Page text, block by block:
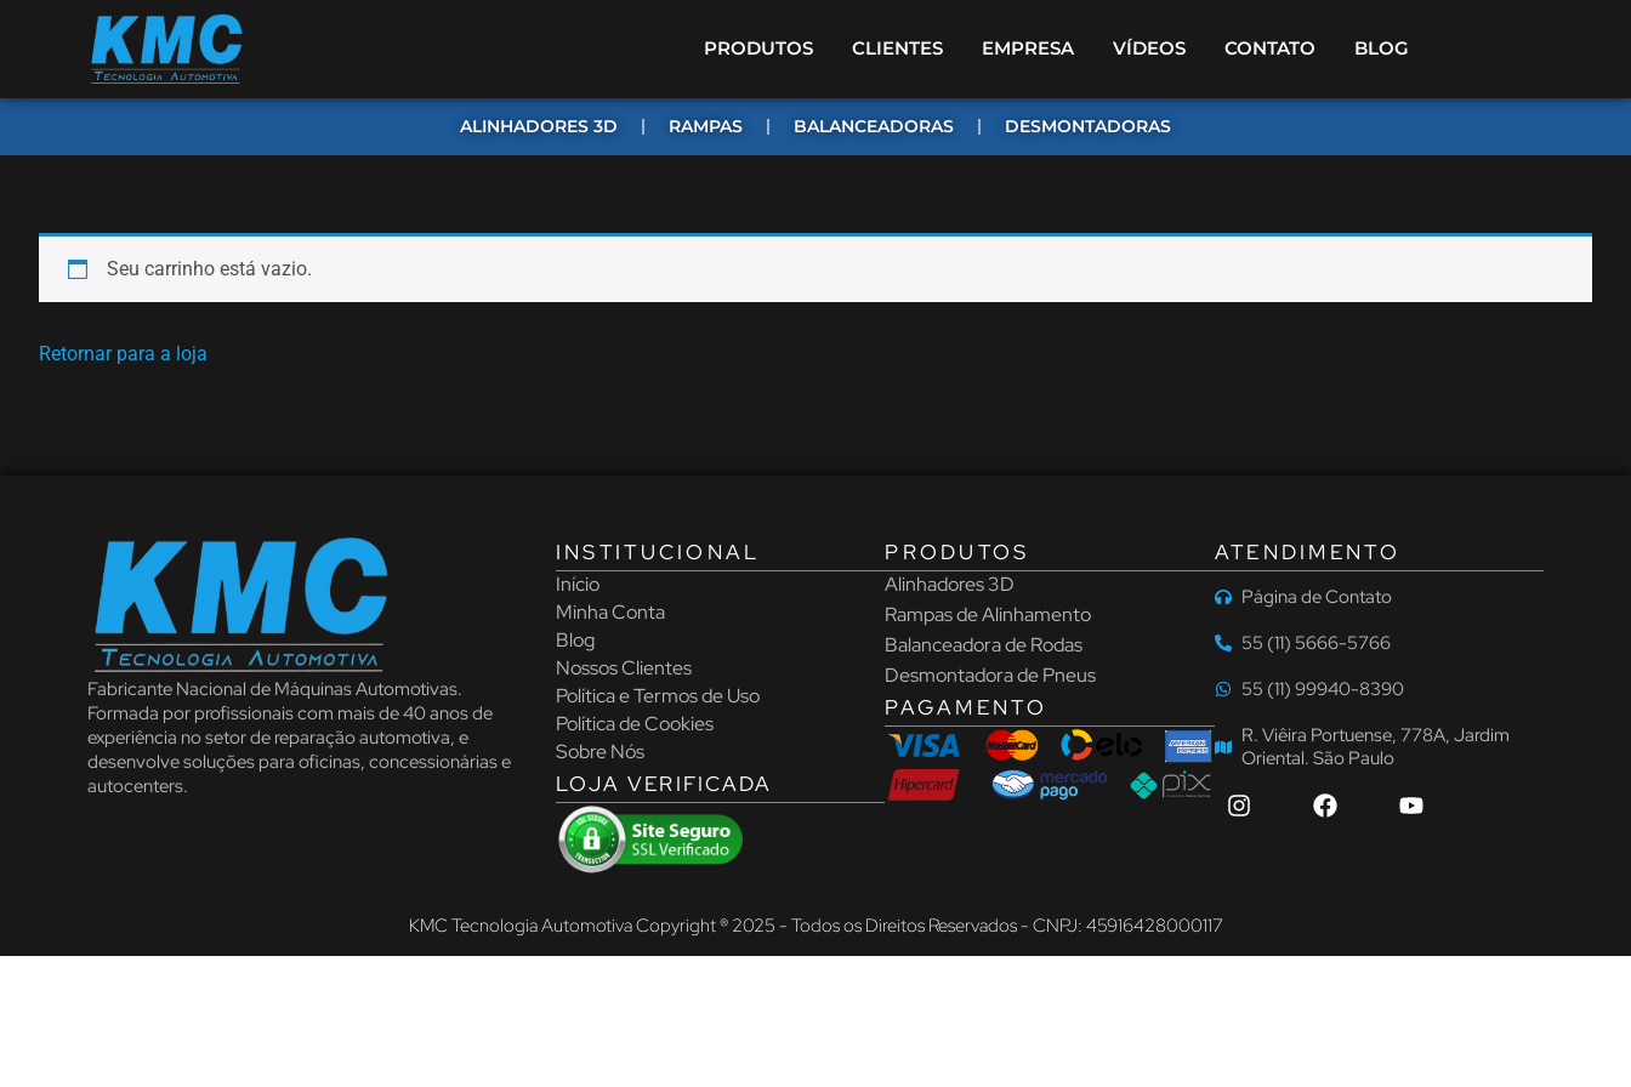
PRODUTOS CLIENTES EMPRESA VÍDEOS CONTATO BLOG
ALINHADORES 3D RAMPAS BALANCEADORAS DESMONTADORAS
Seu carrinho está vazio.
Retornar para a loja
Fabricante Nacional de Máquinas Automotivas.
Formada por profissionais com mais de 40 anos de
experiência no setor de reparação automotiva, e
desenvolve soluções para oficinas, concessionárias e
autocenters.
INSTITUCIONAL
Início
Minha Conta
Blog
Nossos Clientes
Política e Termos de Uso
Política de Cookies
Sobre Nós
LOJA VERIFICADA
PRODUTOS
Alinhadores 3D
Rampas de Alinhamento
Balanceadora de Rodas
Desmontadora de Pneus
PAGAMENTO
ATENDIMENTO
Página de Contato
55 (11) 5666-5766
55 (11) 99940-8390
R. Viêira Portuense, 778A, Jardim
Oriental. São Paulo
KMC Tecnologia Automotiva Copyright ® 2025 - Todos os Direitos Reservados - CNPJ: 45916428000117